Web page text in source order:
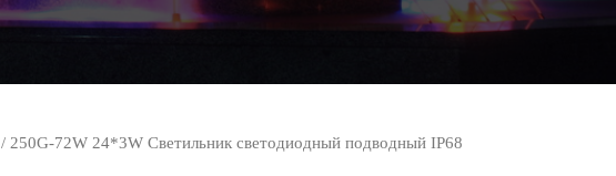
/ 250G-72W 24*3W Светильник светодиодный подводный IP68